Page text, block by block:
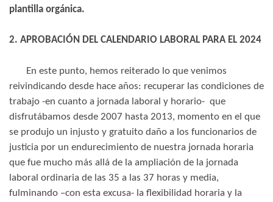
plantilla orgánica.
2. APROBACIÓN DEL CALENDARIO LABORAL PARA EL 2024
En este punto, hemos reiterado lo que venimos
reivindicando desde hace años: recuperar las condiciones de
trabajo -en cuanto a jornada laboral y horario- que
disfrutábamos desde 2007 hasta 2013, momento en el que
se produjo un injusto y gratuito daño a los funcionarios de
justicia por un endurecimiento de nuestra jornada horaria
que fue mucho más allá de la ampliación de la jornada
laboral ordinaria de las 35 a las 37 horas y media,
fulminando –con esta excusa- la flexibilidad horaria y la